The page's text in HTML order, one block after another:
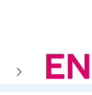
durable Droit du travail